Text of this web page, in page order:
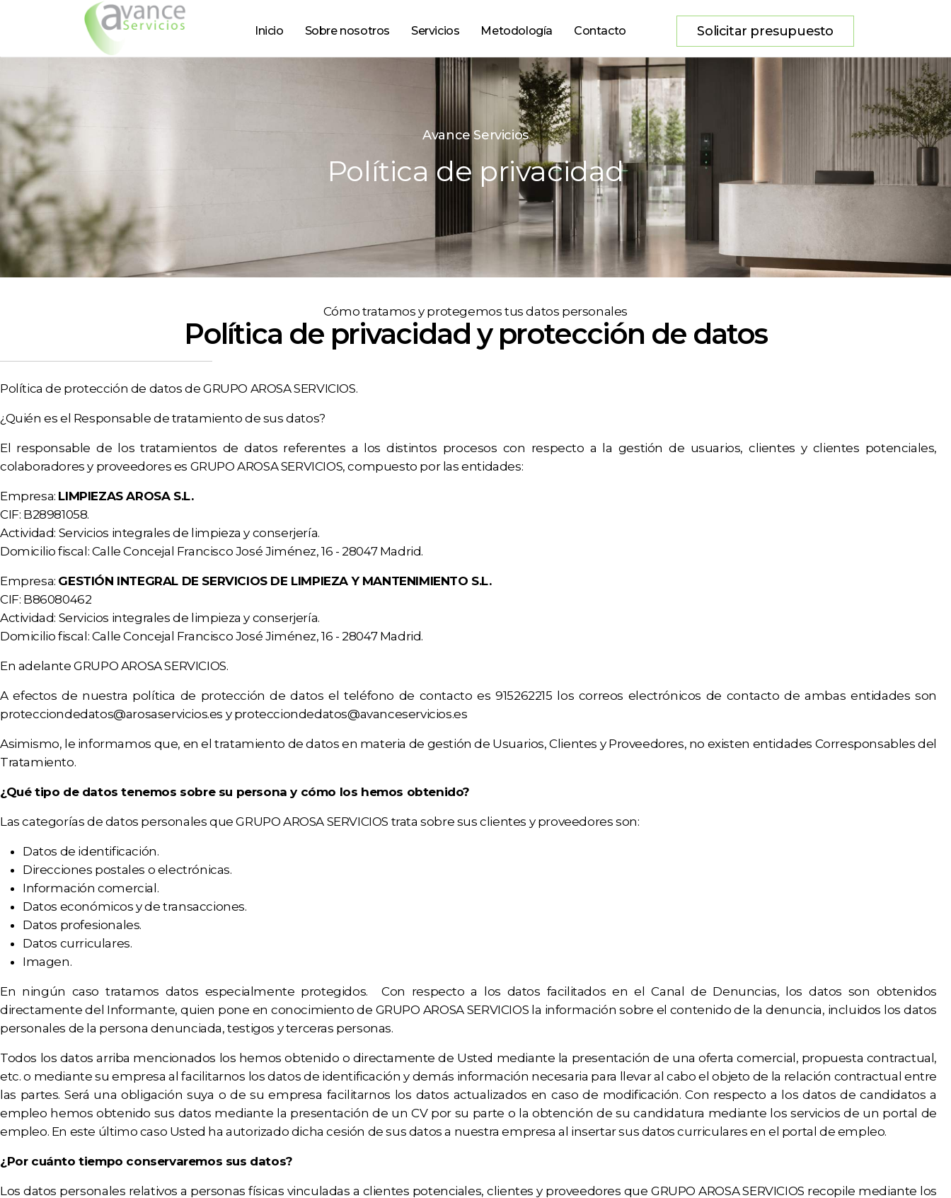
Inicio Sobre nosotros Servicios Metodología Contacto Solicitar presupuesto
Avance Servicios
Política de privacidad
Cómo tratamos y protegemos tus datos personales
Política de privacidad y protección de datos
Política de protección de datos de GRUPO AROSA SERVICIOS.
¿Quién es el Responsable de tratamiento de sus datos?
El responsable de los tratamientos de datos referentes a los distintos procesos con respecto a la gestión de usuarios, clientes y clientes potenciales,
colaboradores y proveedores es GRUPO AROSA SERVICIOS, compuesto por las entidades:
Empresa: LIMPIEZAS AROSA S.L.
CIF: B28981058.
Actividad: Servicios integrales de limpieza y conserjería.
Domicilio fiscal: Calle Concejal Francisco José Jiménez, 16 - 28047 Madrid.
Empresa: GESTIÓN INTEGRAL DE SERVICIOS DE LIMPIEZA Y MANTENIMIENTO S.L.
CIF: B86080462
Actividad: Servicios integrales de limpieza y conserjería.
Domicilio fiscal: Calle Concejal Francisco José Jiménez, 16 - 28047 Madrid.
En adelante GRUPO AROSA SERVICIOS.
A efectos de nuestra política de protección de datos el teléfono de contacto es 915262215 los correos electrónicos de contacto de ambas entidades son
protecciondedatos@arosaservicios.es y protecciondedatos@avanceservicios.es
Asimismo, le informamos que, en el tratamiento de datos en materia de gestión de Usuarios, Clientes y Proveedores, no existen entidades Corresponsables del
Tratamiento.
¿Qué tipo de datos tenemos sobre su persona y cómo los hemos obtenido?
Las categorías de datos personales que GRUPO AROSA SERVICIOS trata sobre sus clientes y proveedores son:
Datos de identificación.
Direcciones postales o electrónicas.
Información comercial.
Datos económicos y de transacciones.
Datos profesionales.
Datos curriculares.
Imagen.
En ningún caso tratamos datos especialmente protegidos. Con respecto a los datos facilitados en el Canal de Denuncias, los datos son obtenidos
directamente del Informante, quien pone en conocimiento de GRUPO AROSA SERVICIOS la información sobre el contenido de la denuncia, incluidos los datos
personales de la persona denunciada, testigos y terceras personas.
Todos los datos arriba mencionados los hemos obtenido o directamente de Usted mediante la presentación de una oferta comercial, propuesta contractual,
etc. o mediante su empresa al facilitarnos los datos de identificación y demás información necesaria para llevar al cabo el objeto de la relación contractual entre
las partes. Será una obligación suya o de su empresa facilitarnos los datos actualizados en caso de modificación. Con respecto a los datos de candidatos a
empleo hemos obtenido sus datos mediante la presentación de un CV por su parte o la obtención de su candidatura mediante los servicios de un portal de
empleo. En este último caso Usted ha autorizado dicha cesión de sus datos a nuestra empresa al insertar sus datos curriculares en el portal de empleo.
¿Por cuánto tiempo conservaremos sus datos?
Los datos personales relativos a personas físicas vinculadas a clientes potenciales, clientes y proveedores que GRUPO AROSA SERVICIOS recopile mediante los